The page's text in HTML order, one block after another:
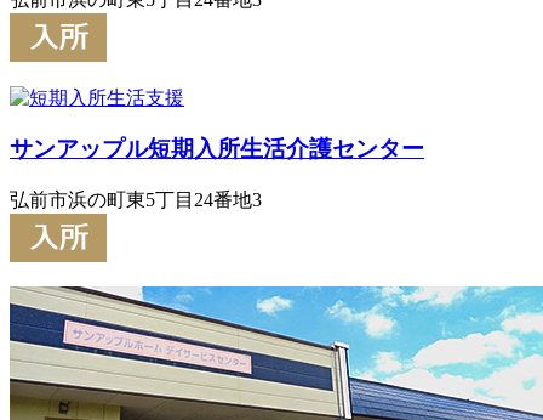
サンアップル短期入所生活介護センター
弘前市浜の町東5丁目24番地3